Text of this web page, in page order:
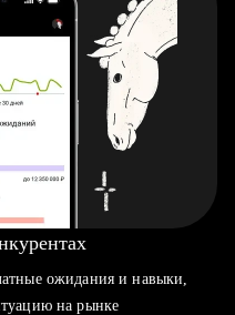
ожидания и навыки,
на рынке